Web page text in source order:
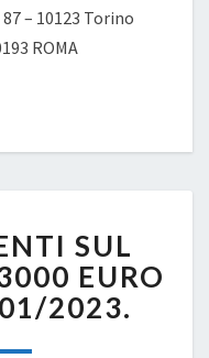
– 10123 Torino
ROMA
SUL
EURO
2023.